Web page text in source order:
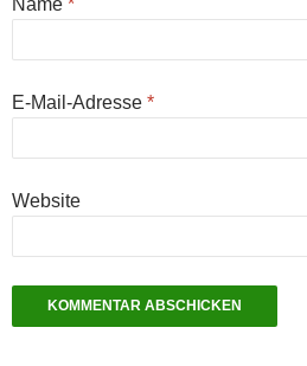
E-Mail-Adresse *
Website